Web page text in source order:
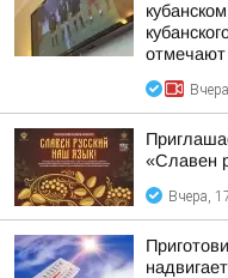
отмечают
«Славен
Вчера,